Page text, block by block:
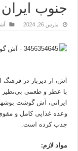
جنوب
مارس 26, 2024
آش، از دیرباز در فرهنگ
با عطر و طعمی
ایرانی، آش گوشت
وعده غذایی کامل و
جذب کرده است.
مواد لازم: